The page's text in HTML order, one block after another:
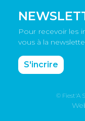
Pour recevoir les
vous à la
S'incrire
© Fiest'A